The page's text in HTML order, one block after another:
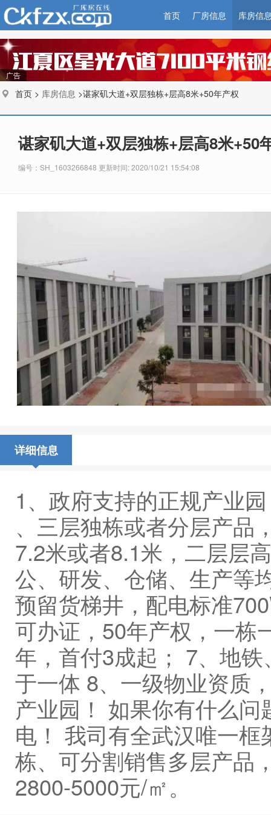
首页 厂房信息 库房信
广告
首页 > 库房信息 >谌家矶大道+双层独栋+层高8米+50年产权
谌家矶大道+双层独栋+层高8米+50
编号：SH_1603266848 更新时间: 2020/10/21 15:54:08
详细信息
1、政府支持的正规产业
、三层独栋或者分层产品
7.2米或者8.1米，二层层
公、研发、仓储、生产等
预留货梯井，配电标准
可办证，50年产权，一栋
年，首付3成起； 7、地
于一体 8、一级物业资质
产业园！ 如果你有什么
电！ 我司有全武汉唯一
栋、可分割销售多层产品
2800-5000元/㎡。